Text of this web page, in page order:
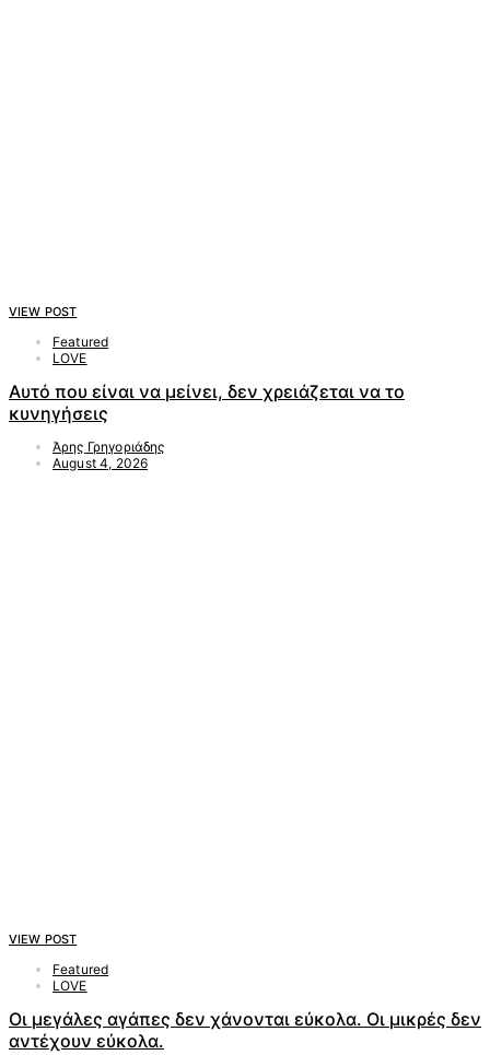
VIEW POST
Featured
LOVE
Αυτό που είναι να μείνει, δεν χρειάζεται να το
κυνηγήσεις
Άρης Γρηγοριάδης
August 4, 2026
VIEW POST
Featured
LOVE
Οι μεγάλες αγάπες δεν χάνονται εύκολα. Οι μικρές δεν
αντέχουν εύκολα.